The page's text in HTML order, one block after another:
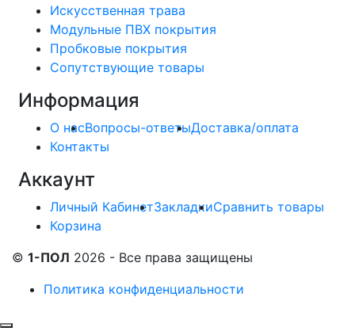
Искусственная трава
Модульные ПВХ покрытия
Пробковые покрытия
Сопутствующие товары
Информация
О насВопросы-ответыДоставка/оплата
Контакты
Аккаунт
Личный КабинетЗакладкиСравнить товары
Корзина
© 1-ПОЛ 2026 - Все права защищены
Политика конфиденциальности